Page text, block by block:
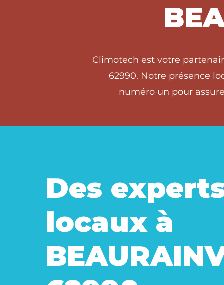
Climotech est votre
62990. Notre présence
numéro un pour
Des
locaux à